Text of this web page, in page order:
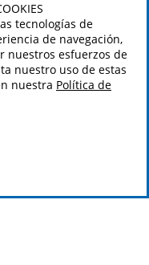
tecnologías de
de navegación,
nuestros esfuerzos de
nuestro uso de estas
nuestra Política de